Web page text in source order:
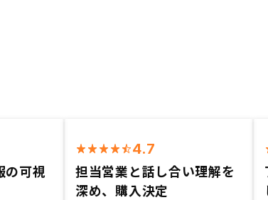
の可視
4.7
担当営業と話し合い理解を
深め、購入決定